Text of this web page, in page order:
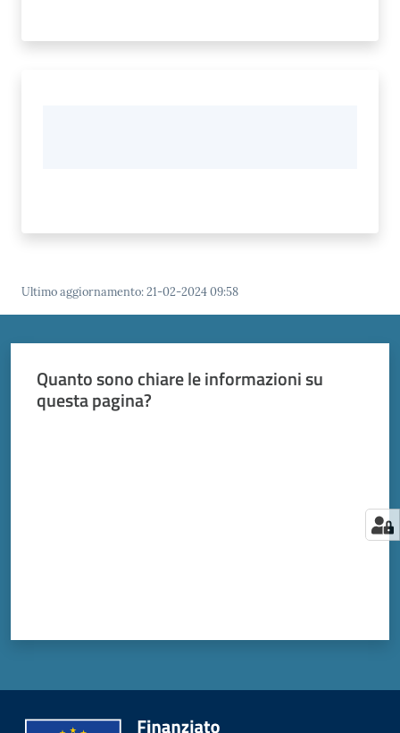
Ultimo aggiornamento:21-02-2024 09:58
Quanto sono chiare le informazioni su
questa pagina?